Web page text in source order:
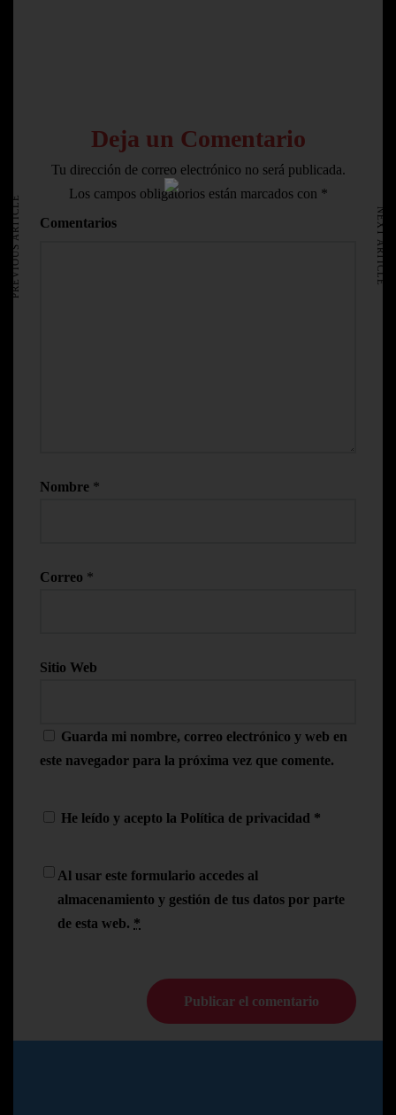
HOME
AVISO LEGAL
Deja un Comentario
Tu dirección de correo electrónico no será publicada.
Los campos obligatorios están marcados con *
Comentarios
Nombre *
Correo *
Sitio Web
Guarda mi nombre, correo electrónico y web en
este navegador para la próxima vez que comente.
He leído y acepto la Política de privacidad *
Al usar este formulario accedes al
almacenamiento y gestión de tus datos por parte
de esta web. *
PREVIOUS ARTICLE NEXT ARTICLE